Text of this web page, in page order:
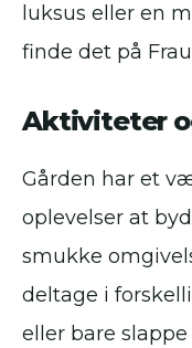
luksus eller en
finde det på
Aktiviteter
Gården har et
oplevelser at
smukke
deltage i
eller bare